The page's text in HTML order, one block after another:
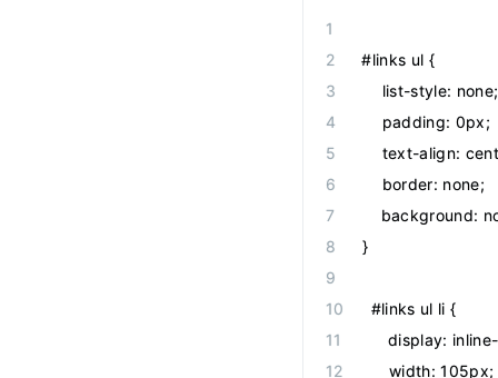
#links ul {
    list-style: none;
    padding: 0px;
text-align:
    border: none;
background:
}
#links ul li {
display:
    width: 105px;